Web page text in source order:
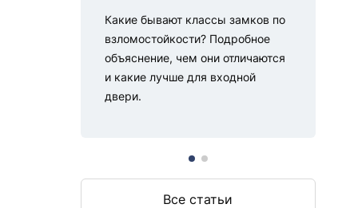
Какие бывают классы замков по
взломостойкости? Подробное
объяснение, чем они отличаются
и какие лучше для входной
двери.
Все статьи